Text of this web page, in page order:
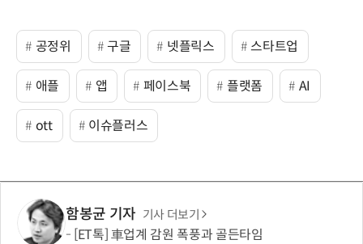
공정위 구글 넷플릭스 스타트업
애플 앱 페이스북 플랫폼 AI
ott 이슈플러스
함봉균 기자 기사 더보기
[ET톡] 車업계 감원 폭풍과 골든타임